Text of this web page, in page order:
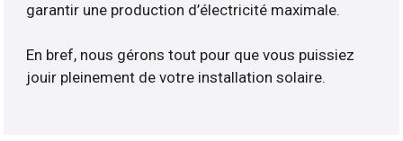
garantir une production d’électricité maximale.
En bref, nous gérons tout pour que vous puissiez
jouir pleinement de votre installation solaire.